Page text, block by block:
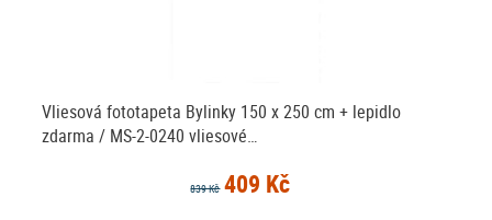
Vliesová fototapeta Bylinky 150 x 250 cm + lepidlo
zdarma / MS-2-0240 vliesové…
839 Kč 409 Kč